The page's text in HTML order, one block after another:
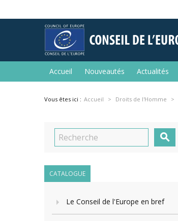
Accueil Nouveautés Actualités
Vous êtes ici : Accueil Droits de l'Homme

CATALOGUE
Le Conseil de l'Europe en bref